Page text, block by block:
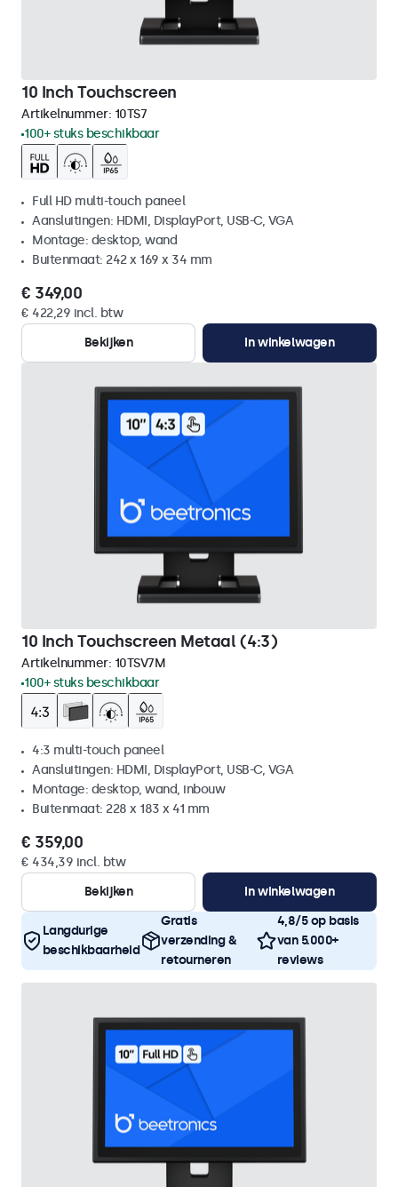
10 Inch Touchscreen
Artikelnummer: 10TS7
100+ stuks beschikbaar
Full HD multi-touch paneel
Aansluitingen: HDMI, DisplayPort, USB-C, VGA
Montage: desktop, wand
Buitenmaat: 242 x 169 x 34 mm
€ 349,00
€ 422,29 incl. btw
Bekijken
In winkelwagen
10 Inch Touchscreen Metaal (4:3)
Artikelnummer: 10TSV7M
100+ stuks beschikbaar
4:3 multi-touch paneel
Aansluitingen: HDMI, DisplayPort, USB-C, VGA
Montage: desktop, wand, inbouw
Buitenmaat: 228 x 183 x 41 mm
€ 359,00
€ 434,39 incl. btw
Bekijken
In winkelwagen
Langdurige
beschikbaarheid
Gratis
verzending &
retourneren
4,8/5 op basis
van 5.000+
reviews